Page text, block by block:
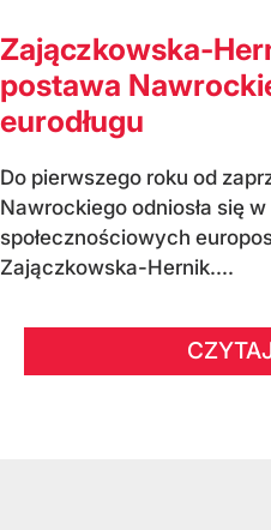
Zajączkowska-
postawa
eurodługu
Do pierwszego roku od
Nawrockiego odniosła się
społecznościowych
Zajączkowska-Hernik....